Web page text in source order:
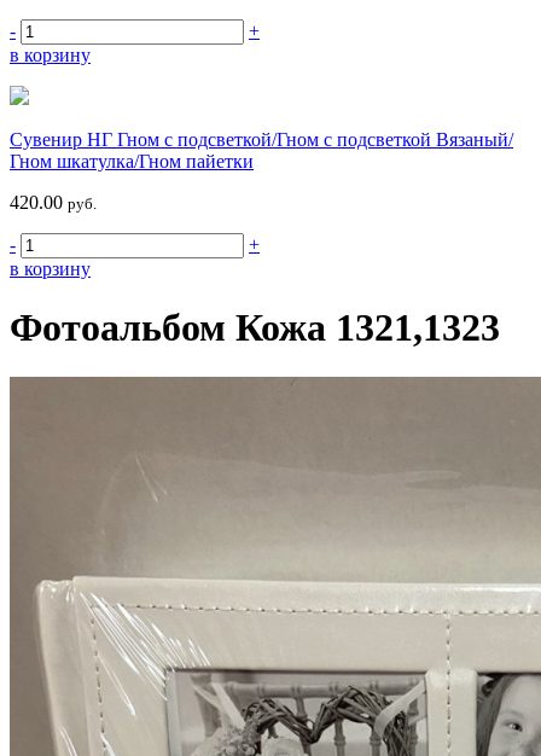
-
+
в корзину
Сувенир НГ Гном с подсветкой/Гном с подсветкой Вязаный/
Гном шкатулка/Гном пайетки
420.00 руб.
-
+
в корзину
Фотоальбом Кожа 1321,1323